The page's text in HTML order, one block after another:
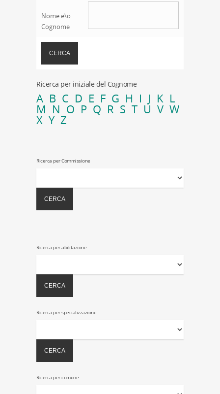
Nome e\o
Cognome
Ricerca per iniziale del Cognome
A B C D E F G H I J K L
M N O P Q R S T U V W
X Y Z
Ricerca per Commissione
Ricerca per abilitazione
Ricerca per specializzazione
Ricerca per comune